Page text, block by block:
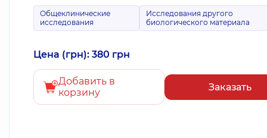
Общеклинические
исследования
Исследования другого
биологического материала
Цена (грн): 380 грн
Добавить в
корзину
Заказать